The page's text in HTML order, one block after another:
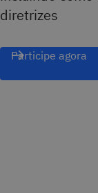
diretrizes
Participe agora